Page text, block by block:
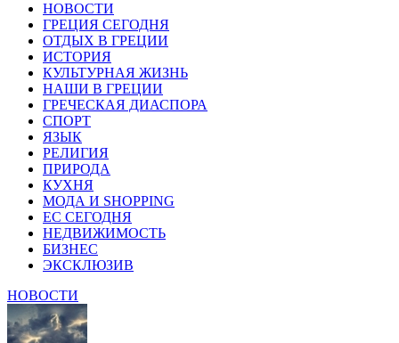
НОВОСТИ
ГРЕЦИЯ СЕГОДНЯ
ОТДЫХ В ГРЕЦИИ
ИСТОРИЯ
КУЛЬТУРНАЯ ЖИЗНЬ
НАШИ В ГРЕЦИИ
ГРЕЧЕСКАЯ ДИАСПОРА
СПОРТ
ЯЗЫК
РЕЛИГИЯ
ПРИРОДА
КУХНЯ
МОДА И SHOPPING
ЕС СЕГОДНЯ
НЕДВИЖИМОСТЬ
БИЗНЕС
ЭКСКЛЮЗИВ
НОВОСТИ